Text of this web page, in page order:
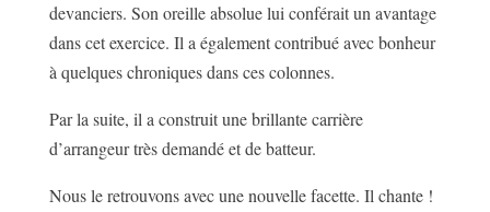
devanciers. Son oreille absolue lui conférait un avantage
dans cet exercice. Il a également contribué avec bonheur
à quelques chroniques dans ces colonnes.
Par la suite, il a construit une brillante carrière
d’arrangeur très demandé et de batteur.
Nous le retrouvons avec une nouvelle facette. Il chante !